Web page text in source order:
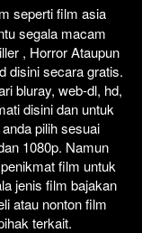
seperti film asia
segala macam
, Horror Ataupun
disini secara gratis.
bluray, web-dl, hd,
disini dan untuk
pilih sesuai
1080p. Namun
film untuk
jenis film bajakan
atau nonton film
terkait.